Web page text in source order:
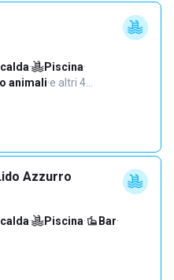
· Piscina·
animali·e altri 4…
Azzurro
· Piscina· Bar·